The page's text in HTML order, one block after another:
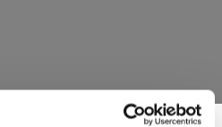
L'oignon de Makó